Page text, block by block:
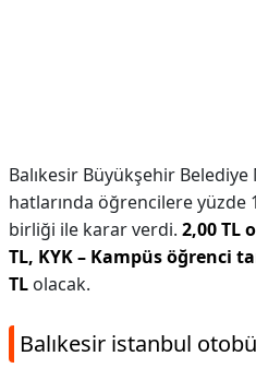
Balıkesir Büyükşehir
hatlarında öğrencilere yüzde
birliği ile karar verdi. 2,00 TL
TL, KYK – Kampüs öğrenci
TL olacak.
Balıkesir istanbul